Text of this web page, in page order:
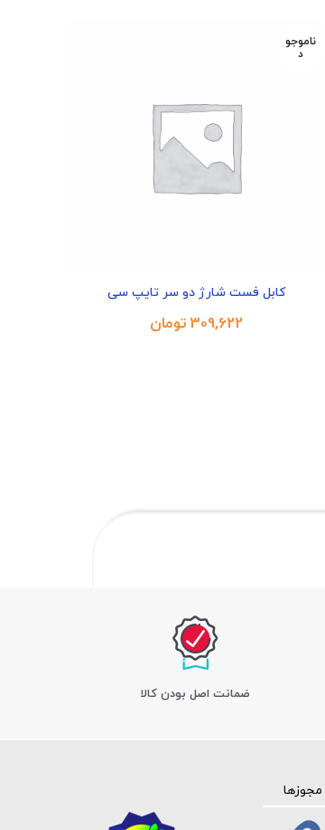
ناموجو
د
کابل فست شارژ دو سر تایپ سی
تومان
ﺿﻤﺎﻧﺖ اﺻﻞ ﺑﻮدن ﮐﺎﻟﺎ
مجوزها